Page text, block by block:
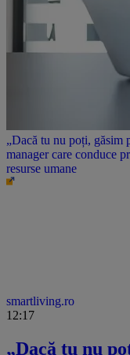
„Dacă tu nu poți, găsim
manager care conduce
resurse umane
smartliving.ro
12:17
„Dacă tu nu